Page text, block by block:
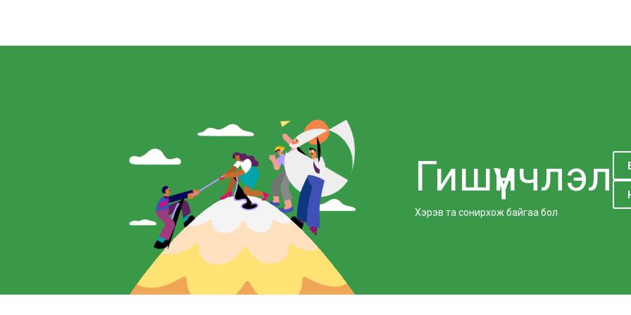
Гишүүнчлэл
Хэрэв та сонирхож байгаа бол